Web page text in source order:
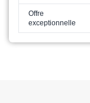
Offre
exceptionnelle